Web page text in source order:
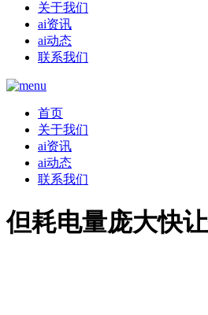
关于我们
ai资讯
ai动态
联系我们
首页
关于我们
ai资讯
ai动态
联系我们
但耗电量庞大快